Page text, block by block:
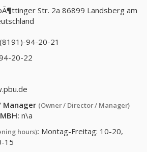
Str. 2a 86899 Landsberg am
94-20-21
20-22
(Owner / Director / Manager)
: n\a
hours): Montag-Freitag: 10-20,
15